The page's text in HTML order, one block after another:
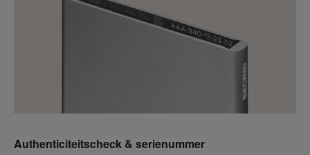
Authenticiteitscheck & serienummer